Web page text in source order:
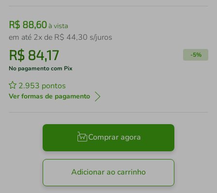
R$ 88,60à vista
em até 2x de R$ 44,30 s/juros
R$ 84,17 -5%
No pagamento com Pix
2.953 pontos
Ver formas de pagamento
Comprar agora
Adicionar ao carrinho